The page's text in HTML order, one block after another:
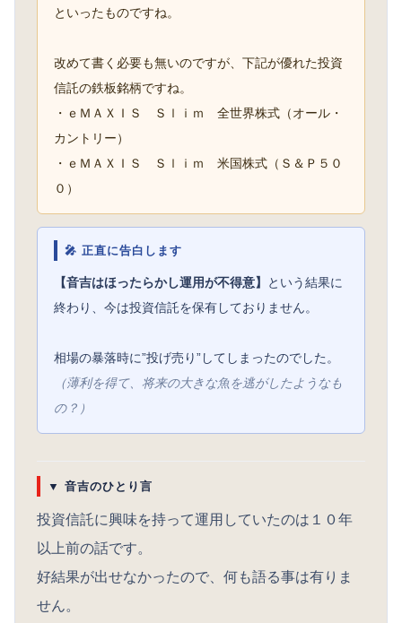
といったものですね。
改めて書く必要も無いのですが、下記が優れた投資
信託の鉄板銘柄ですね。
・ｅＭＡＸＩＳ Ｓｌｉｍ 全世界株式（オール・
カントリー）
・ｅＭＡＸＩＳ Ｓｌｉｍ 米国株式（Ｓ＆Ｐ５０
０）
🎤 正直に告白します
【音吉はほったらかし運用が不得意】
という結果に
終わり、今は投資信託を保有しておりません。
相場の暴落時に”投げ売り”してしまったのでした。
（薄利を得て、将来の大きな魚を逃がしたようなも
の？）
▼ 音吉のひとり言
投資信託に興味を持って運用していたのは１０年
以上前の話です。
好結果が出せなかったので、何も語る事は有りま
せん。